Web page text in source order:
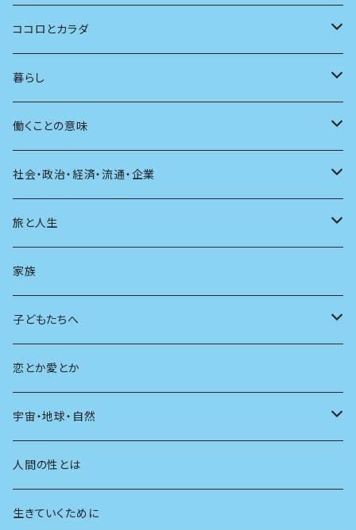
批評
アンソロジー
自伝・伝記
その他
インテリア
ファッション
建築
スポーツ
AIと社会
広告
テレビ
ラジオ
マガジン
その他
アニメ
日本の芸能
読書
自分で読めるようになったら
大人も楽しい絵本
海外絵本
童話
その他
男性作家
女性作家
その他
ココロとカラダ
フェミニズム
カウンセリング
人間関係
健康
暮らし
料理
育児
日常生活
学ぶ楽しみ
働くことの意味
仕事のヒント
社会・政治・経済・流通・企業
過去
現在
未来
旅と人生
旅
人生
家族
子どもたちへ
教育
友達
学校
恋とか愛とか
宇宙・地球・自然
動物
植物
人間の性とは
生きていくために